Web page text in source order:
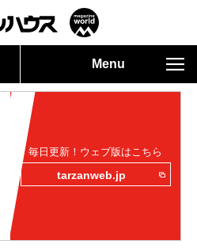
Menu
毎日更新！ウェブ版はこちら
tarzanweb.jp